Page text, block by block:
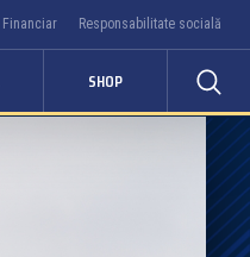
Financiar Responsabilitate socială
SHOP